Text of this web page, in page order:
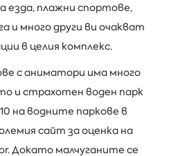
езда, плажни спортове,
и много други ви очакват
в целия комплекс.
с аниматори има много
и страхотен воден парк
на водните паркове в
сайт за оценка на
Докато малчуганите се